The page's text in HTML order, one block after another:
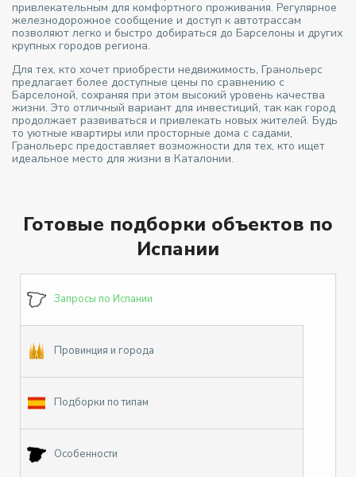
привлекательным для комфортного проживания. Регулярное
железнодорожное сообщение и доступ к автотрассам
позволяют легко и быстро добираться до Барселоны и других
крупных городов региона.
Для тех, кто хочет приобрести недвижимость, Гранольерс
предлагает более доступные цены по сравнению с
Барселоной, сохраняя при этом высокий уровень качества
жизни. Это отличный вариант для инвестиций, так как город
продолжает развиваться и привлекать новых жителей. Будь
то уютные квартиры или просторные дома с садами,
Гранольерс предоставляет возможности для тех, кто ищет
идеальное место для жизни в Каталонии.
Готовые подборки объектов по
Испании
Запросы по Испании
Провинция и города
Подборки по типам
Особенности